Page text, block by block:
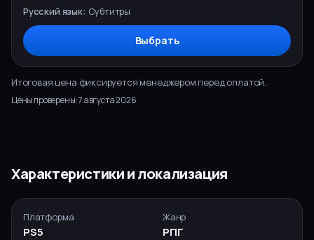
Субтитры
Выбрать
Итоговая цена фиксируется менеджером перед оплатой.
Цены проверены:7 августа 2026
Характеристики и локализация
Платформа
PS5
Жанр
РПГ